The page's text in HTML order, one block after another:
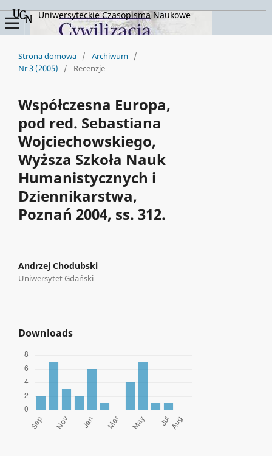
Uniwersyteckie Czasopisma Naukowe
Strona domowa / Archiwum /
Nr 3 (2005)
/ Recenzje
Współczesna Europa,
pod red. Sebastiana
Wojciechowskiego,
Wyższa Szkoła Nauk
Humanistycznych i
Dziennikarstwa,
Poznań 2004, ss. 312.
Andrzej Chodubski
Uniwersytet Gdański
Downloads